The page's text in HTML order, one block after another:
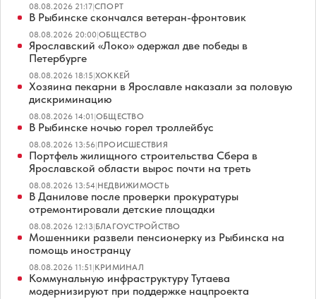
08.08.2026 21:17|СПОРТ
В Рыбинске скончался ветеран-фронтовик
08.08.2026 20:00|ОБЩЕСТВО
Ярославский «Локо» одержал две победы в
Петербурге
08.08.2026 18:15|ХОККЕЙ
Хозяина пекарни в Ярославле наказали за половую
дискриминацию
08.08.2026 14:01|ОБЩЕСТВО
В Рыбинске ночью горел троллейбус
08.08.2026 13:56|ПРОИСШЕСТВИЯ
Портфель жилищного строительства Сбера в
Ярославской области вырос почти на треть
08.08.2026 13:54|НЕДВИЖИМОСТЬ
В Данилове после проверки прокуратуры
отремонтировали детские площадки
08.08.2026 12:13|БЛАГОУСТРОЙСТВО
Мошенники развели пенсионерку из Рыбинска на
помощь иностранцу
08.08.2026 11:51|КРИМИНАЛ
Коммунальную инфраструктуру Тутаева
модернизируют при поддержке нацпроекта